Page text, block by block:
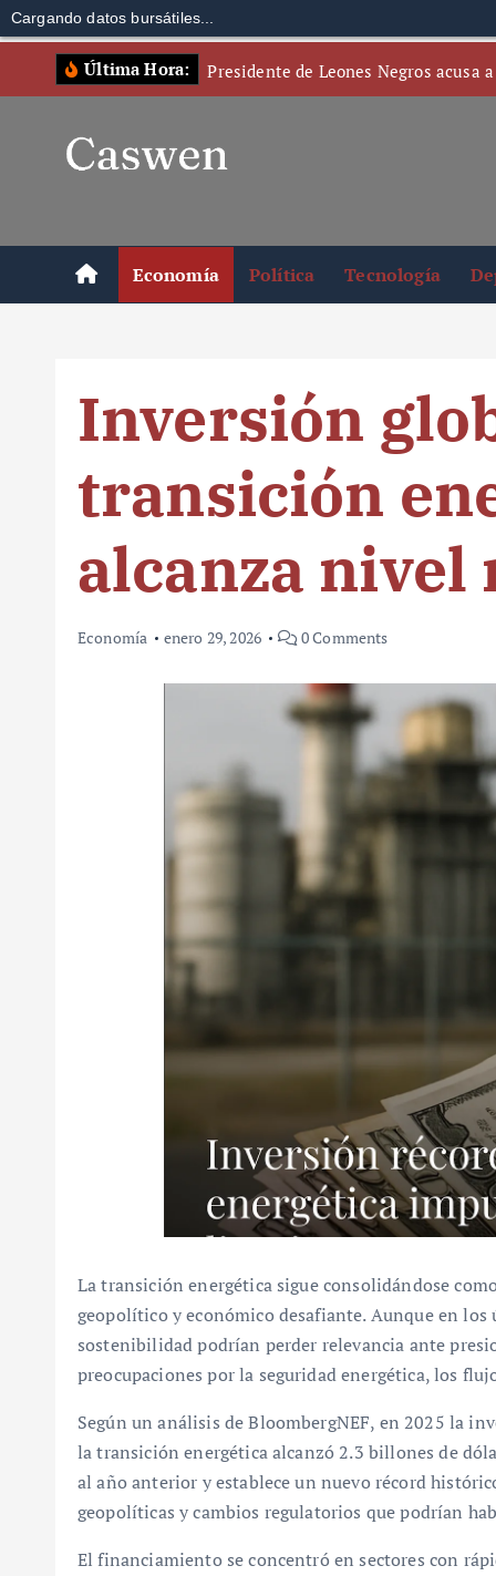
Cargando datos bursátiles...
Última Hora: Presidente de Leones Negros acusa
Economía Política Tecnología
Inversión
transición
alcanza nivel
Economía enero 29, 2026 0 Comments
La transición energética sigue consolidándose
geopolítico y económico desafiante. Aunque en
sostenibilidad podrían perder relevancia ante
preocupaciones por la seguridad energética, los
Según un análisis de BloombergNEF, en 2025 la
la transición energética alcanzó 2.3 billones de
al año anterior y establece un nuevo récord
geopolíticas y cambios regulatorios que podrían
El financiamiento se concentró en sectores con